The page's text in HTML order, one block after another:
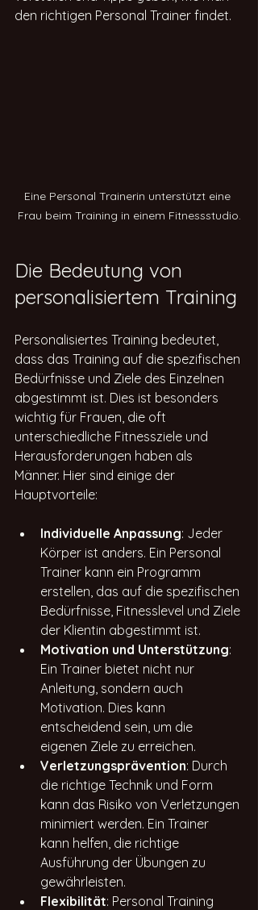
den richtigen Personal Trainer findet.
Eine Personal Trainerin unterstützt eine
Frau beim Training in einem Fitnessstudio.
Die Bedeutung von
personalisiertem Training
Personalisiertes Training bedeutet,
dass das Training auf die spezifischen
Bedürfnisse und Ziele des Einzelnen
abgestimmt ist. Dies ist besonders
wichtig für Frauen, die oft
unterschiedliche Fitnessziele und
Herausforderungen haben als
Männer. Hier sind einige der
Hauptvorteile:
Individuelle Anpassung: Jeder
Körper ist anders. Ein Personal
Trainer kann ein Programm
erstellen, das auf die spezifischen
Bedürfnisse, Fitnesslevel und Ziele
der Klientin abgestimmt ist.
Motivation und Unterstützung:
Ein Trainer bietet nicht nur
Anleitung, sondern auch
Motivation. Dies kann
entscheidend sein, um die
eigenen Ziele zu erreichen.
Verletzungsprävention: Durch
die richtige Technik und Form
kann das Risiko von Verletzungen
minimiert werden. Ein Trainer
kann helfen, die richtige
Ausführung der Übungen zu
gewährleisten.
Flexibilität: Personal Training